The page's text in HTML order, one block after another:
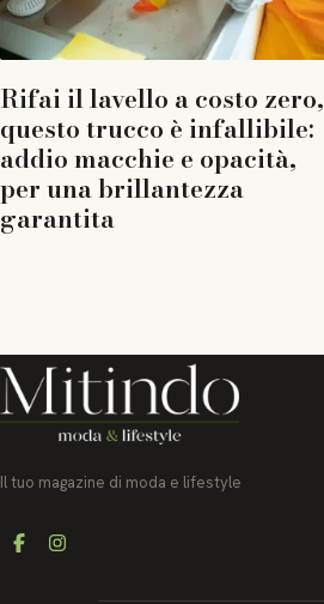
Rifai il lavello a costo zero,
questo trucco è infallibile:
addio macchie e opacità,
per una brillantezza
garantita
Il tuo magazine di moda e lifestyle
FacebookInstagram